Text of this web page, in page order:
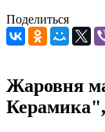
Поделиться
Жаровня